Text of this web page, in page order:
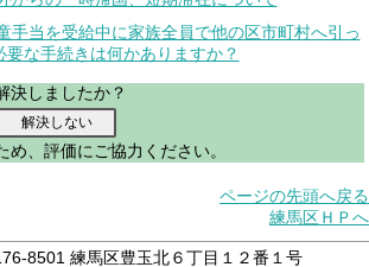
手当を受給中に家族全員で他の区市町村へ引っ
要な手続きは何かありますか？
決しましたか？
め、評価にご協力ください。
ページの先頭へ戻る
練馬区ＨＰへ
8501 練馬区豊玉北６丁目１２番１号